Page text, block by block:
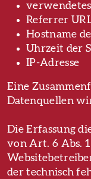
Referrer
Hostname
Uhrzeit der
IP-Adresse
Eine
Datenquellen
Die Erfassung
von Art. 6 Abs.
der technisch